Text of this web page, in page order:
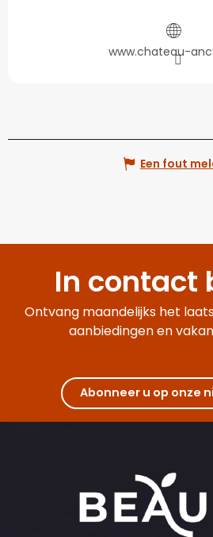
www.chateau-
Een fout
In contact
Ontvang maandelijks het
aanbiedingen en
Abonneer u op onze